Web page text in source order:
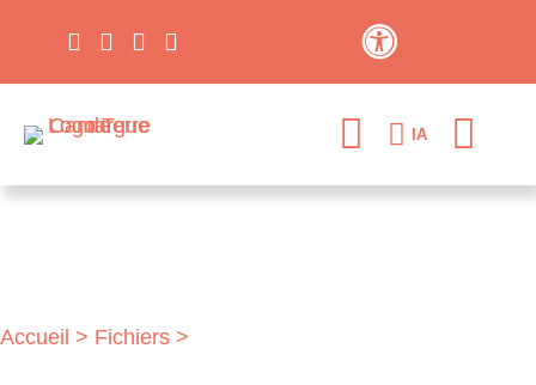
IA
Accueil > Fichiers >